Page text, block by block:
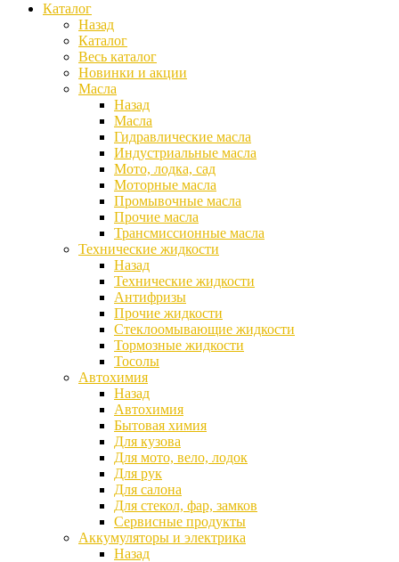
Каталог
Назад
Каталог
Весь каталог
Новинки и акции
Масла
Назад
Масла
Гидравлические масла
Индустриальные масла
Мото, лодка, сад
Моторные масла
Промывочные масла
Прочие масла
Трансмиссионные масла
Технические жидкости
Назад
Технические жидкости
Антифризы
Прочие жидкости
Стеклоомывающие жидкости
Тормозные жидкости
Тосолы
Автохимия
Назад
Автохимия
Бытовая химия
Для кузова
Для мото, вело, лодок
Для рук
Для салона
Для стекол, фар, замков
Сервисные продукты
Аккумуляторы и электрика
Назад